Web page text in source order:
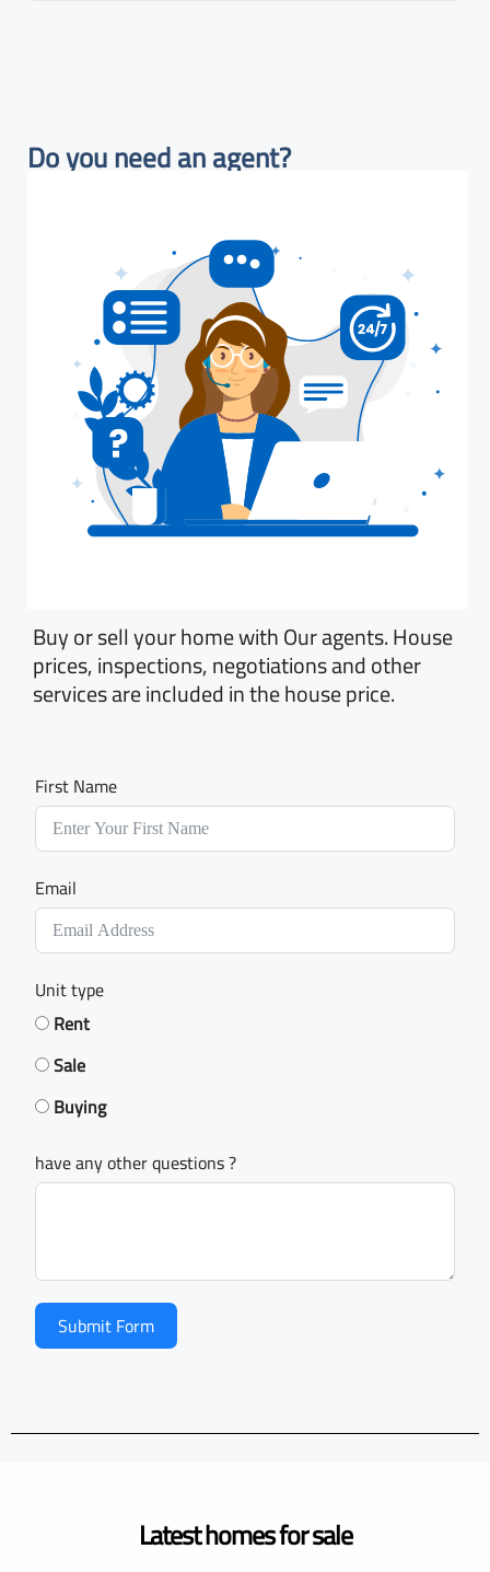
Do you need an agent?​
Buy or sell your home with Our agents. House
prices, inspections, negotiations and other
services are included in the house price.
First Name
Email
Unit type
Rent
Sale
Buying
have any other questions ?
Submit Form
Latest homes for sale